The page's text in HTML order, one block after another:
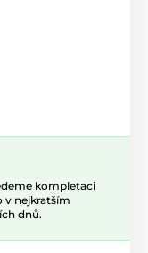
kompletaci
v nejkratším
dnů.